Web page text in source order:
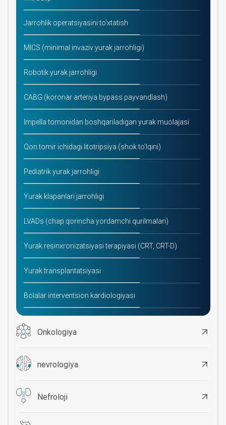
Jarrohlik operatsiyasini to'xtatish
MICS (minimal invaziv yurak jarrohligi)
Robotik yurak jarrohligi
CABG (koronar arteriya bypass payvandlash)
Impella tomonidan boshqariladigan yurak muolajasi
Qon tomir ichidagi litotripsiya (shok to'lqini)
Pediatrik yurak jarrohligi
Yurak klapanlari jarrohligi
LVADs (chap qorincha yordamchi qurilmalari)
Yurak resinxronizatsiyasi terapiyasi (CRT, CRT-D)
Yurak transplantatsiyasi
Bolalar interventsion kardiologiyasi
Onkologiya
nevrologiya
Nefroloji